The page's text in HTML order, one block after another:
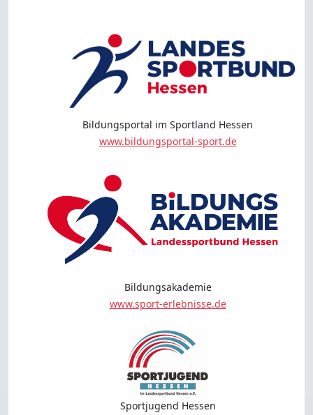
Bildungsportal im Sportland Hessen
www.bildungsportal-sport.de
Bildungsakademie
www.sport-erlebnisse.de
Sportjugend Hessen